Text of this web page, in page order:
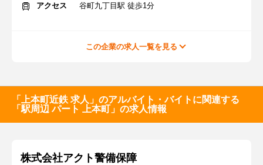
アクセス
谷町九丁目駅 徒歩1分
この企業の求人一覧を見る
「上本町近鉄 求人」のアルバイト・バイトに関連する
「駅周辺 パート 上本町」の求人情報
株式会社アクト警備保障